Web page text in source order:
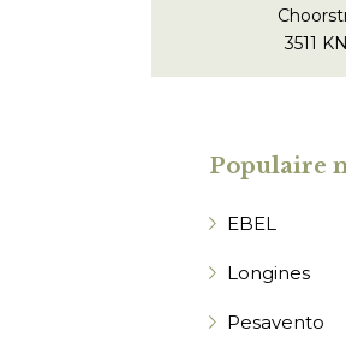
3511
Populaire
EBEL
Longines
Pesavento